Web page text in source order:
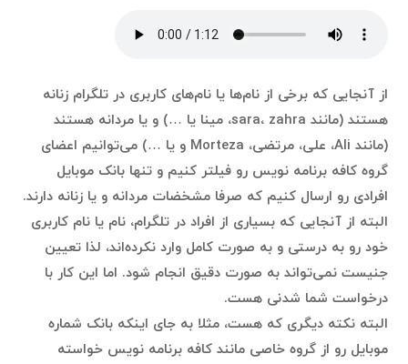
از آنجایی که برخی از نام‌ها یا نام‌های کاربری در تلگرام زنانه
هستند (مانند sara، zahra، مینا یا …) و یا مردانه هستند
(مانند Ali، علی، مرتضی، Morteza و یا …) می‌توانیم اعضای
گروه کافه برنامه نویس رو فیلتر کنیم و تنها بانک موبایل
افرادی رو ارسال کنیم که صرفا مشخضات مردانه و یا زنانه دارند.
البته از آنجایی که بسیاری از افراد در تلگرام، نام یا نام کاربری
خود رو به درستی و به صورت کامل وارد نکرده‌اند، لذا تعیین
جنیست نمی‌تواند به صورت دقیق انجام شود. اما این کار با
درخواست شما شدنی هست.
البته نکته دیگری که هست، مثلا به جای اینکه بانک شماره
موبایل رو از گروه خاصی مانند کافه برنامه نویس خواسته